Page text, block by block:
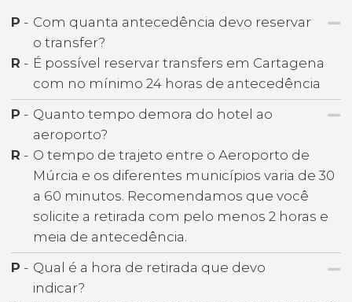
P - Com quanta antecedência devo reservar
o transfer?
R - É possível reservar transfers em Cartagena
com no mínimo 24 horas de antecedência
P - Quanto tempo demora do hotel ao
aeroporto?
R - O tempo de trajeto entre o Aeroporto de
Múrcia e os diferentes municípios varia de 30
a 60 minutos. Recomendamos que você
solicite a retirada com pelo menos 2 horas e
meia de antecedência.
P - Qual é a hora de retirada que devo
indicar?